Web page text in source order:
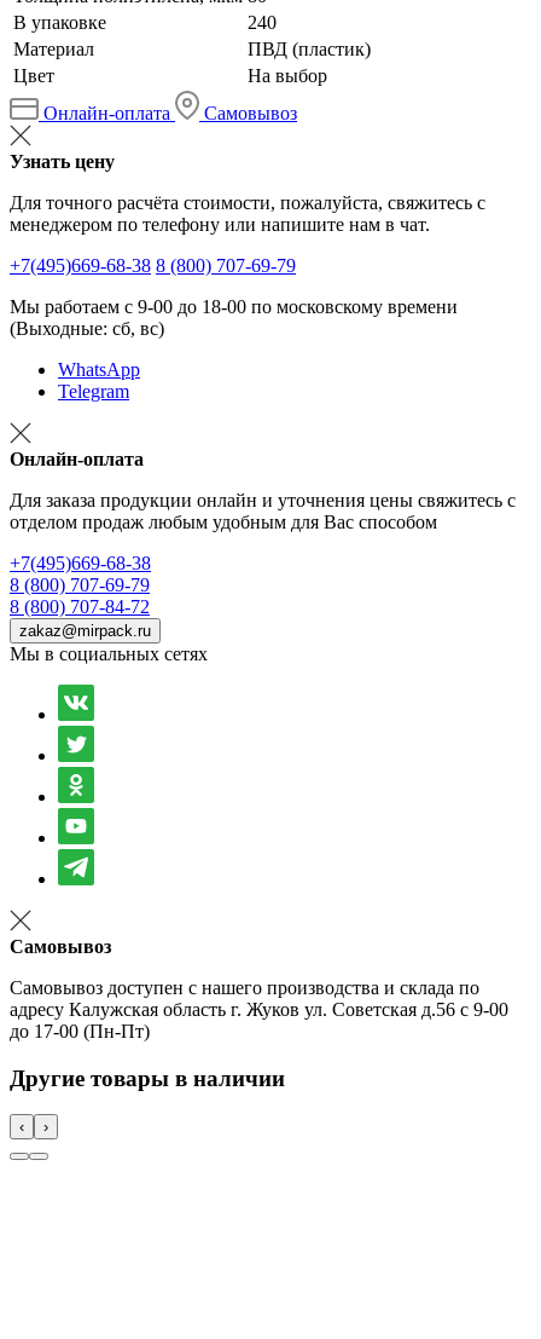
В упаковке
240
Материал
ПВД (пластик)
Цвет
На выбор
Онлайн-оплата
Самовывоз
Узнать цену
Для точного расчёта стоимости, пожалуйста, свяжитесь с
менеджером по телефону или напишите нам в чат.
+7(495)669-68-38 8 (800) 707-69-79
Мы работаем с 9-00 до 18-00 по московскому времени
(Выходные: сб, вс)
WhatsApp
Telegram
Онлайн-оплата
Для заказа продукции онлайн и уточнения цены свяжитесь с
отделом продаж любым удобным для Вас способом
+7(495)669-68-38
8 (800) 707-69-79
8 (800) 707-84-72
zakaz@mirpack.ru
Мы в социальных сетях
Самовывоз
Самовывоз доступен с нашего производства и склада по
адресу Калужская область г. Жуков ул. Советская д.56 с 9-00
до 17-00 (Пн-Пт)
Другие товары в наличии
‹ ›